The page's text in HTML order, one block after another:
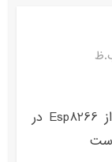
طبق تستی که داشتم سرعت esp32 از Esp8266 در